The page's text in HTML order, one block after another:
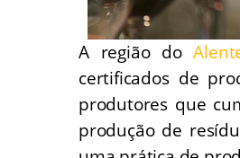
A região do
certificados de
produtores que
produção de